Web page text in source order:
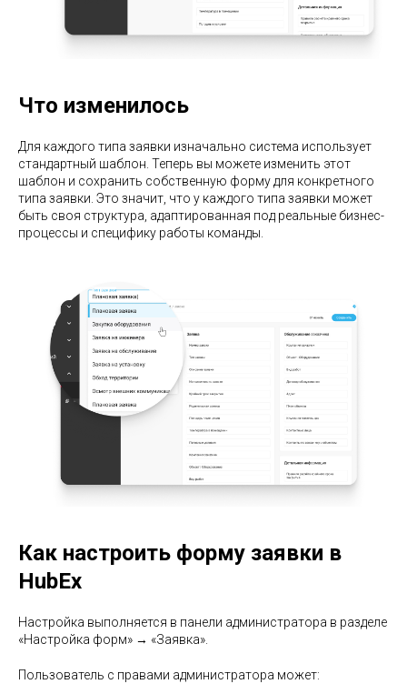
Что изменилось
Для каждого типа заявки изначально система использует
стандартный шаблон. Теперь вы можете изменить этот
шаблон и сохранить собственную форму для конкретного
типа заявки. Это значит, что у каждого типа заявки может
быть своя структура, адаптированная под реальные бизнес-
процессы и специфику работы команды.
Как настроить форму заявки в
HubEx
Настройка выполняется в панели администратора в разделе
«Настройка форм» → «Заявка».
Пользователь с правами администратора может: